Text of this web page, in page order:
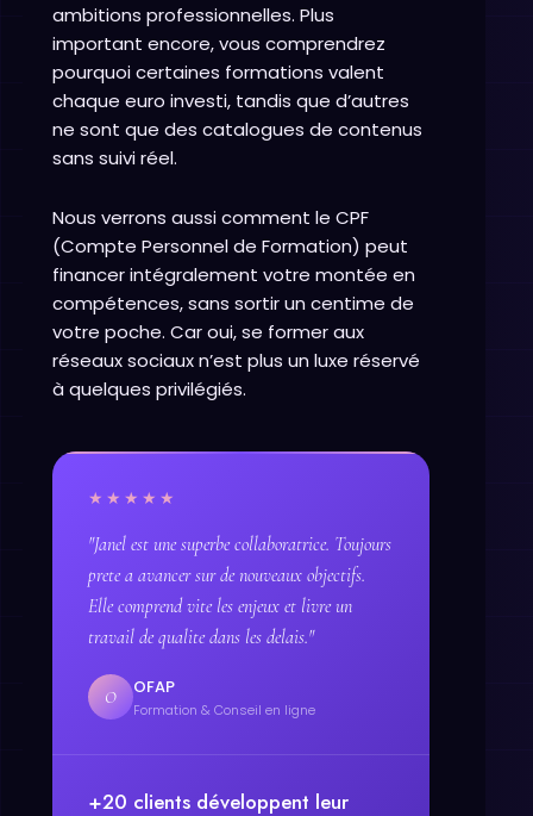
ambitions professionnelles. Plus
important encore, vous comprendrez
pourquoi certaines formations valent
chaque euro investi, tandis que d’autres
ne sont que des catalogues de contenus
sans suivi réel.
Nous verrons aussi comment le CPF
(Compte Personnel de Formation) peut
financer intégralement votre montée en
compétences, sans sortir un centime de
votre poche. Car oui, se former aux
réseaux sociaux n’est plus un luxe réservé
à quelques privilégiés.
★★★★★
"Janel est une superbe collaboratrice. Toujours
prete a avancer sur de nouveaux objectifs.
Elle comprend vite les enjeux et livre un
travail de qualite dans les delais."
O OFAP
Formation & Conseil en ligne
+20 clients développent leur